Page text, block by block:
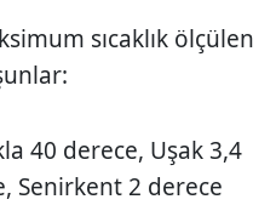
sıcaklık ölçülen
40 derece, Uşak 3,4
Senirkent 2 derece